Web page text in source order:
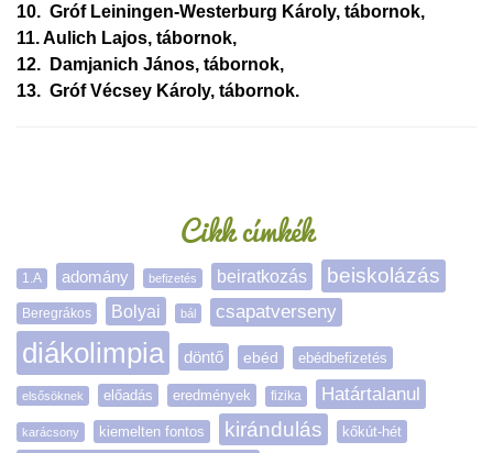
10. Gróf Leiningen-Westerburg Károly, tábornok,
11. Aulich Lajos, tábornok,
12. Damjanich János, tábornok,
13. Gróf Vécsey Károly, tábornok.
Cikk címkék
1.A adomány befizetés beiratkozás beiskolázás
Beregrákos Bolyai bál csapatverseny
diákolimpia döntő ebéd ebédbefizetés
elsősöknek előadás eredmények fizika Határtalanul
karácsony kiemelten fontos kirándulás kőkút-hét